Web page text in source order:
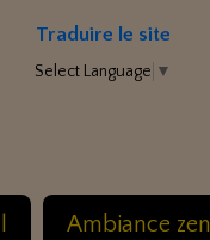
Traduire le site
Select Language ▼
Ambiance zen